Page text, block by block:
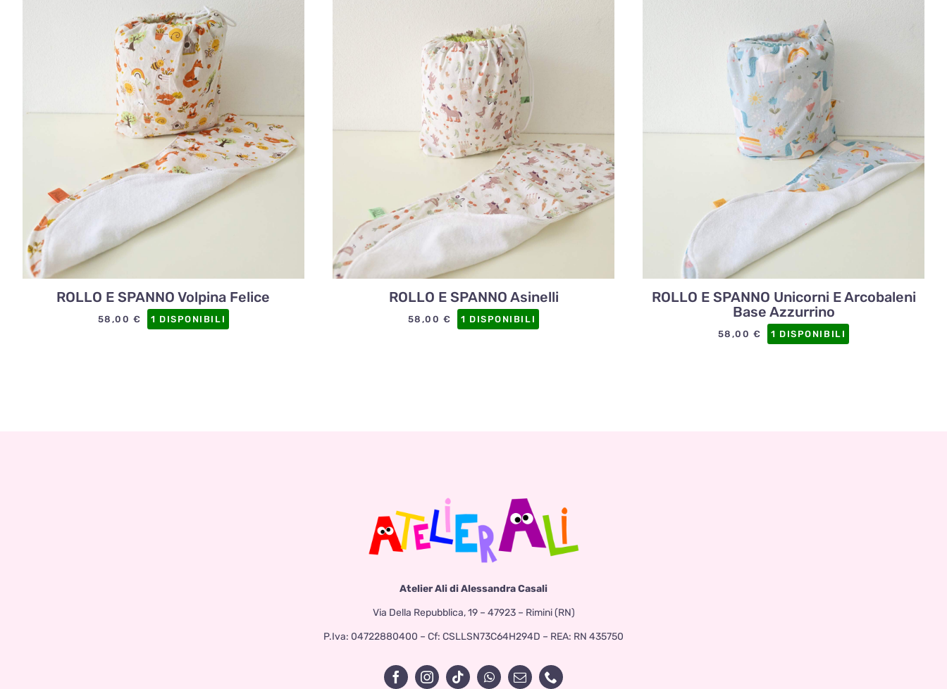
ROLLO E SPANNO Volpina Felice
58,00 € 1 DISPONIBILI
ROLLO E SPANNO Asinelli
58,00€ 1 DISPONIBILI
ROLLO E SPANNO Unicorni E Arcobaleni
Base Azzurrino
58,00€ 1 DISPONIBILI
Atelier Ali di Alessandra Casali
Via Della Repubblica, 19 – 47923 – Rimini (RN)
P.Iva: 04722880400 – Cf: CSLLSN73C64H294D – REA: RN 435750